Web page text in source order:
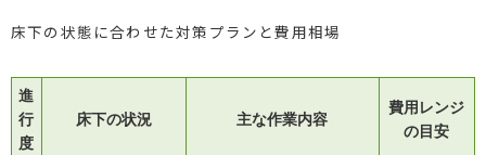
床下の状態に合わせた対策プランと費用相場
進
行
度
床下の状況 主な作業内容
費用レンジ
の目安